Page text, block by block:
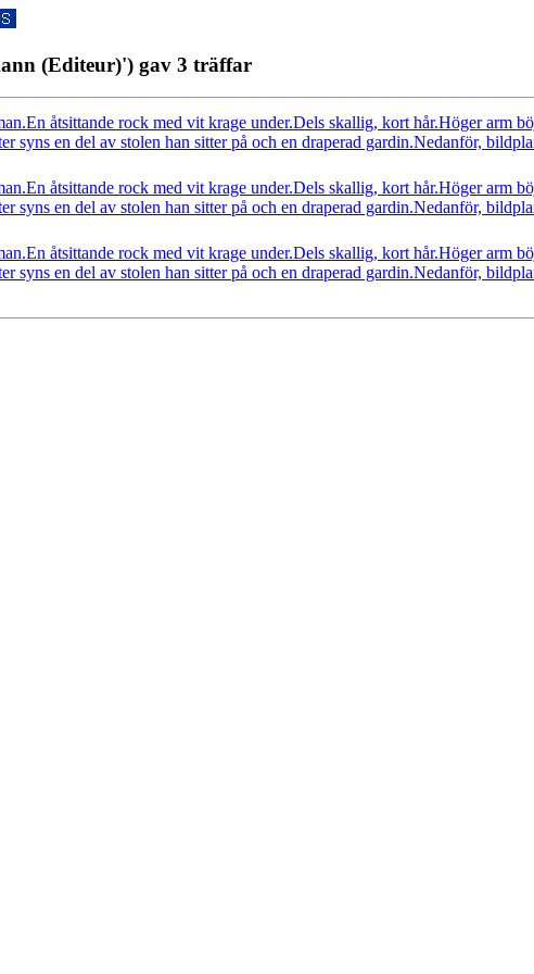
(Editeur)') gav 3 träffar
åtsittande rock med vit krage under.Dels skallig, kort hår.Höger arm
syns en del av stolen han sitter på och en draperad gardin.Nedanför,
åtsittande rock med vit krage under.Dels skallig, kort hår.Höger arm
syns en del av stolen han sitter på och en draperad gardin.Nedanför,
åtsittande rock med vit krage under.Dels skallig, kort hår.Höger arm
syns en del av stolen han sitter på och en draperad gardin.Nedanför,